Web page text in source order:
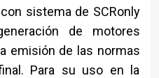
sistema de SCRonly
de motores
emisión de las normas
Para su uso en la